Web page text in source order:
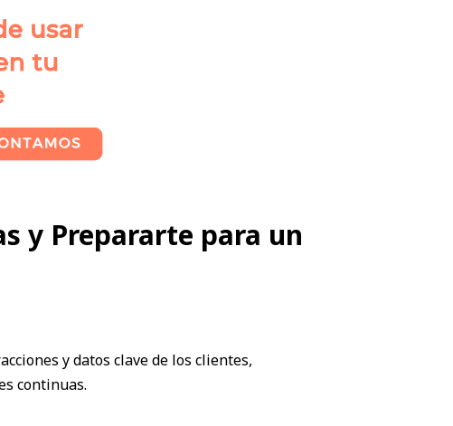
y Prepararte para un
y datos clave de los clientes,
continuas.